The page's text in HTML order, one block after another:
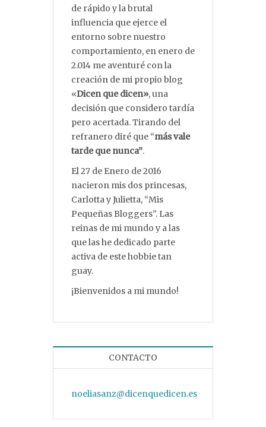
de rápido y la brutal
influencia que ejerce el
entorno sobre nuestro
comportamiento, en enero de
2.014 me aventuré con la
creación de mi propio blog
«Dicen que dicen», una
decisión que considero tardía
pero acertada. Tirando del
refranero diré que “más vale
tarde que nunca”.
El 27 de Enero de 2016
nacieron mis dos princesas,
Carlotta y Julietta, “Mis
Pequeñas Bloggers”. Las
reinas de mi mundo y a las
que las he dedicado parte
activa de este hobbie tan
guay.
¡Bienvenidos a mi mundo!
CONTACTO
noeliasanz@dicenquedicen.es